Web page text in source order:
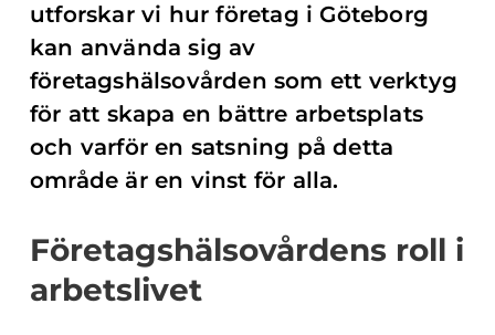
utforskar vi hur företag i Göteborg
kan använda sig av
företagshälsovården som ett verktyg
för att skapa en bättre arbetsplats
och varför en satsning på detta
område är en vinst för alla.
Företagshälsovårdens roll i
arbetslivet